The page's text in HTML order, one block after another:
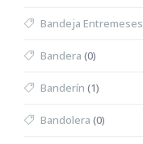
Bandeja Entremeses
Bandera (0)
Banderín (1)
Bandolera (0)